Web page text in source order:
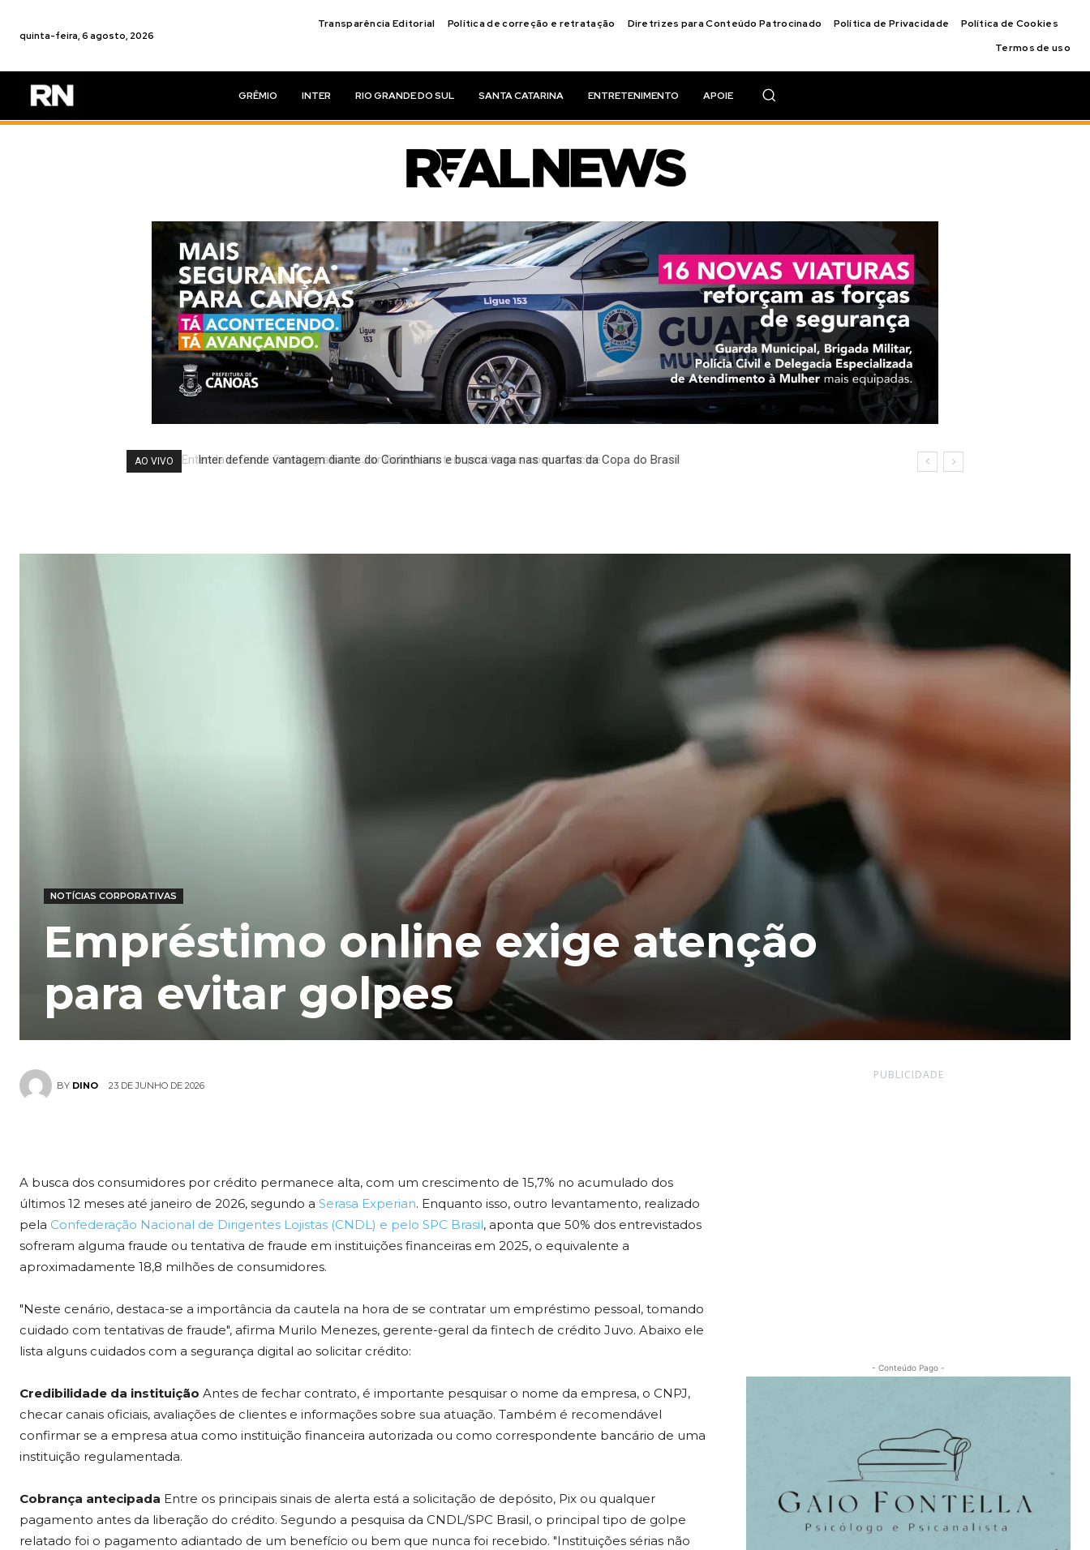
quinta-feira, 6 agosto, 2026
Transparência Editorial Política de correção e retratação Diretrizes para Conteúdo Patrocinado Política de Privacidade
Política de Cookies
Termos de uso
GRÊMIO INTER RIO GRANDE DO SUL SANTA CATARINA ENTRETENIMENTO APOIE
AO VIVO Inter defende vantagem diante do Corinthians e busca vaga nas quartas da Copa do Brasil
NOTÍCIAS CORPORATIVAS
Empréstimo online exige atenção
para evitar golpes
BY DINO 23 DE JUNHO DE 2026
A busca dos consumidores por crédito permanece alta, com um crescimento de 15,7% no acumulado dos
últimos 12 meses até janeiro de 2026, segundo a Serasa Experian. Enquanto isso, outro levantamento, realizado
pela Confederação Nacional de Dirigentes Lojistas (CNDL) e pelo SPC Brasil, aponta que 50% dos entrevistados
sofreram alguma fraude ou tentativa de fraude em instituições financeiras em 2025, o equivalente a
aproximadamente 18,8 milhões de consumidores.
"Neste cenário, destaca-se a importância da cautela na hora de se contratar um empréstimo pessoal, tomando
cuidado com tentativas de fraude", afirma Murilo Menezes, gerente-geral da fintech de crédito Juvo. Abaixo ele
lista alguns cuidados com a segurança digital ao solicitar crédito:
Credibilidade da instituição Antes de fechar contrato, é importante pesquisar o nome da empresa, o CNPJ,
checar canais oficiais, avaliações de clientes e informações sobre sua atuação. Também é recomendável
confirmar se a empresa atua como instituição financeira autorizada ou como correspondente bancário de uma
instituição regulamentada.
Cobrança antecipada Entre os principais sinais de alerta está a solicitação de depósito, Pix ou qualquer
pagamento antes da liberação do crédito. Segundo a pesquisa da CNDL/SPC Brasil, o principal tipo de golpe
relatado foi o pagamento adiantado de um benefício ou bem que nunca foi recebido. "Instituições sérias não
PUBLICIDADE
- Conteúdo Pago -